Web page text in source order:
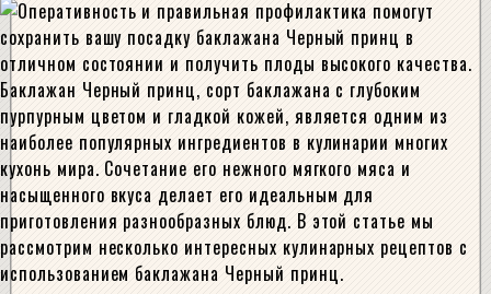
Баклажан Черный принц, сорт баклажана с глубоким
пурпурным цветом и гладкой кожей, является одним из
наиболее популярных ингредиентов в кулинарии многих
кухонь мира. Сочетание его нежного мягкого мяса и
насыщенного вкуса делает его идеальным для
приготовления разнообразных блюд. В этой статье мы
рассмотрим несколько интересных кулинарных рецептов с
использованием баклажана Черный принц.